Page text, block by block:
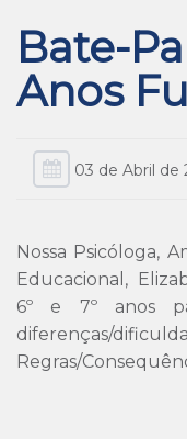
Bate-
Anos
03 de Abril de
Nossa Psicóloga,
Educacional,
6º e 7º anos
diferenças/
Regras/